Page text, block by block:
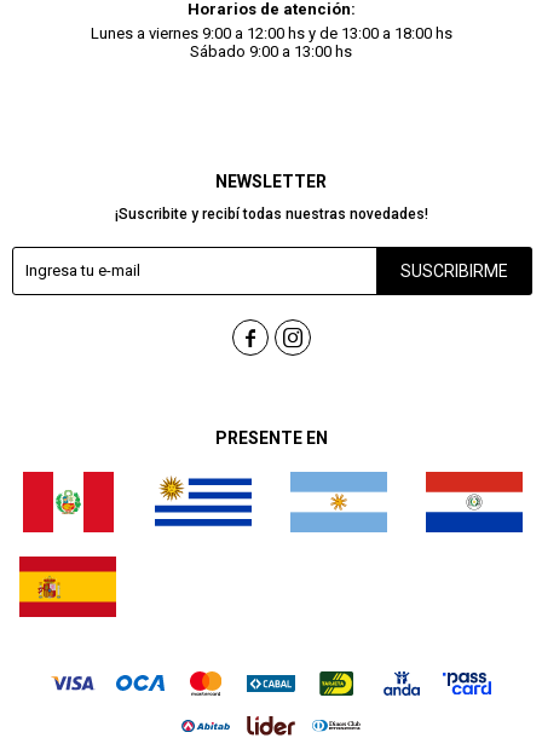
PRESENTE EN
NEWSLETTER
¡Suscribite y recibí todas nuestras novedades!
SUSCRIBIRME
 
Horarios de atención:
Lunes a viernes 9:00 a 12:00 hs y de 13:00 a 18:00 hs
Sábado 9:00 a 13:00 hs